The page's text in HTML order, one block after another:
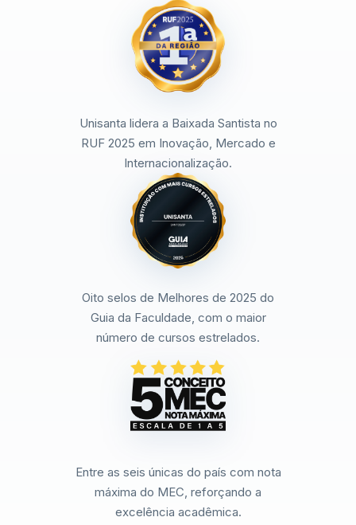
Unisanta lidera a Baixada Santista no
RUF 2025 em Inovação, Mercado e
Internacionalização.
Oito selos de Melhores de 2025 do
Guia da Faculdade, com o maior
número de cursos estrelados.
Entre as seis únicas do país com nota
máxima do MEC, reforçando a
excelência acadêmica.